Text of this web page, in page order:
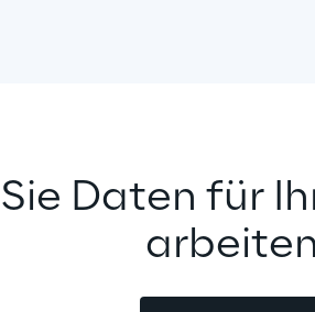
Daten für